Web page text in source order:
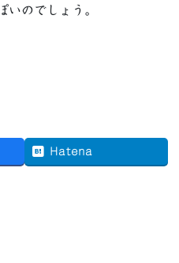
のでしょう。
Hatena